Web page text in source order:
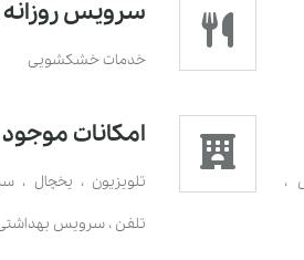
سرویس روزانه
خدمات خشکشویی
،
امکانات
تلویزیون ، یخچال ،
تلفن ، سرویس